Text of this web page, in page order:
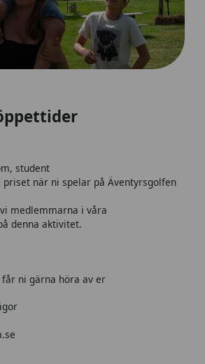
student
när ni spelar på Äventyrsgolfen
medlemmarna i våra
denna aktivitet.
ni gärna höra av er